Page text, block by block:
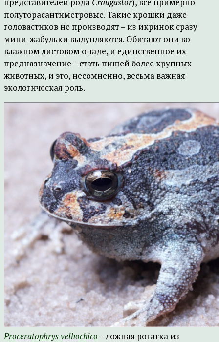
полуторасантиметровые. Такие крошки даже
головастиков не производят – из икринок сразу
мини-жабульки вылупляются. Обитают они во
влажном листовом опаде, и единственное их
предназначение – стать пищей более крупных
животных, и это, несомненно, весьма важная
экологическая роль.
Proceratophrys velhochico – ложная рогатка из